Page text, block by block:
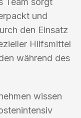
und
den Einsatz
Hilfsmittel
während des
wissen